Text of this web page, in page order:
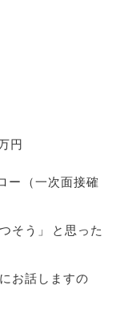
円
ー （一次面接確
そう 」
と思った
お話しますの